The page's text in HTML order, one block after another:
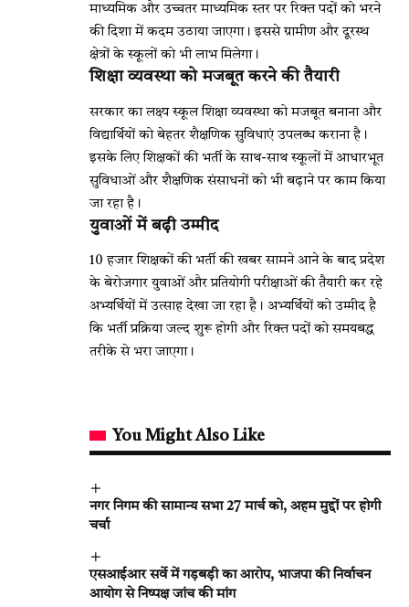
माध्यमिक और उच्चतर माध्यमिक स्तर पर रिक्त पदों को भरने
की दिशा में कदम उठाया जाएगा। इससे ग्रामीण और दूरस्थ
क्षेत्रों के स्कूलों को भी लाभ मिलेगा।
शिक्षा व्यवस्था को मजबूत करने की तैयारी
सरकार का लक्ष्य स्कूल शिक्षा व्यवस्था को मजबूत बनाना और
विद्यार्थियों को बेहतर शैक्षणिक सुविधाएं उपलब्ध कराना है।
इसके लिए शिक्षकों की भर्ती के साथ-साथ स्कूलों में आधारभूत
सुविधाओं और शैक्षणिक संसाधनों को भी बढ़ाने पर काम किया
जा रहा है।
युवाओं में बढ़ी उम्मीद
10 हजार शिक्षकों की भर्ती की खबर सामने आने के बाद प्रदेश
के बेरोजगार युवाओं और प्रतियोगी परीक्षाओं की तैयारी कर रहे
अभ्यर्थियों में उत्साह देखा जा रहा है। अभ्यर्थियों को उम्मीद है
कि भर्ती प्रक्रिया जल्द शुरू होगी और रिक्त पदों को समयबद्ध
तरीके से भरा जाएगा।
You Might Also Like
नगर निगम की सामान्य सभा 27 मार्च को, अहम मुद्दों पर होगी
चर्चा
एसआईआर सर्वे में गड़बड़ी का आरोप, भाजपा की निर्वाचन
आयोग से निष्पक्ष जांच की मांग